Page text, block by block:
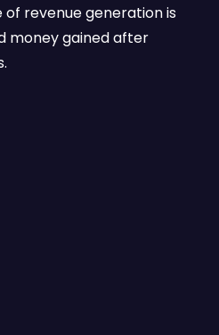
of revenue generation is
money gained after